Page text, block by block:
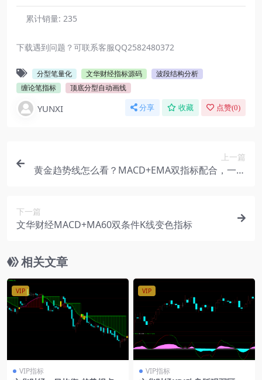
累计销量: 235
下载遇到问题？可联系客服QQ2582480372
分型笔量化 文华财经指标源码
波段结构分析
缠论笔指标
顶底分型自动画线
YUNXI 分享 收藏 点赞(0)
上一篇
黄金趋势线怎么看？MACD+EMA双指标配合，一张
下一篇
文华财经MACD+MA60双条件K线变色指标
相关文章
VIP
VIP指标
VIP
VIP指标